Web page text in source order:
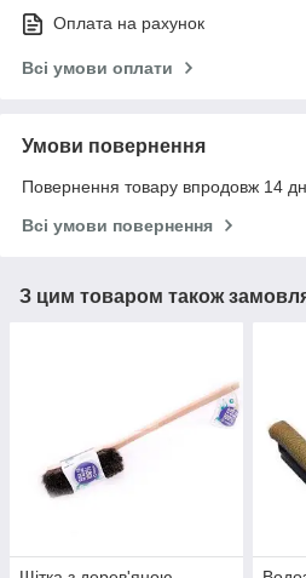
Оплата на рахунок
Всі умови оплати
Умови повернення
Повернення товару впродовж 14
Всі умови повернення
З цим товаром також